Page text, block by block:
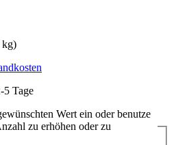
kg)
5 Tage
Wert ein oder benutze
zu erhöhen oder zu